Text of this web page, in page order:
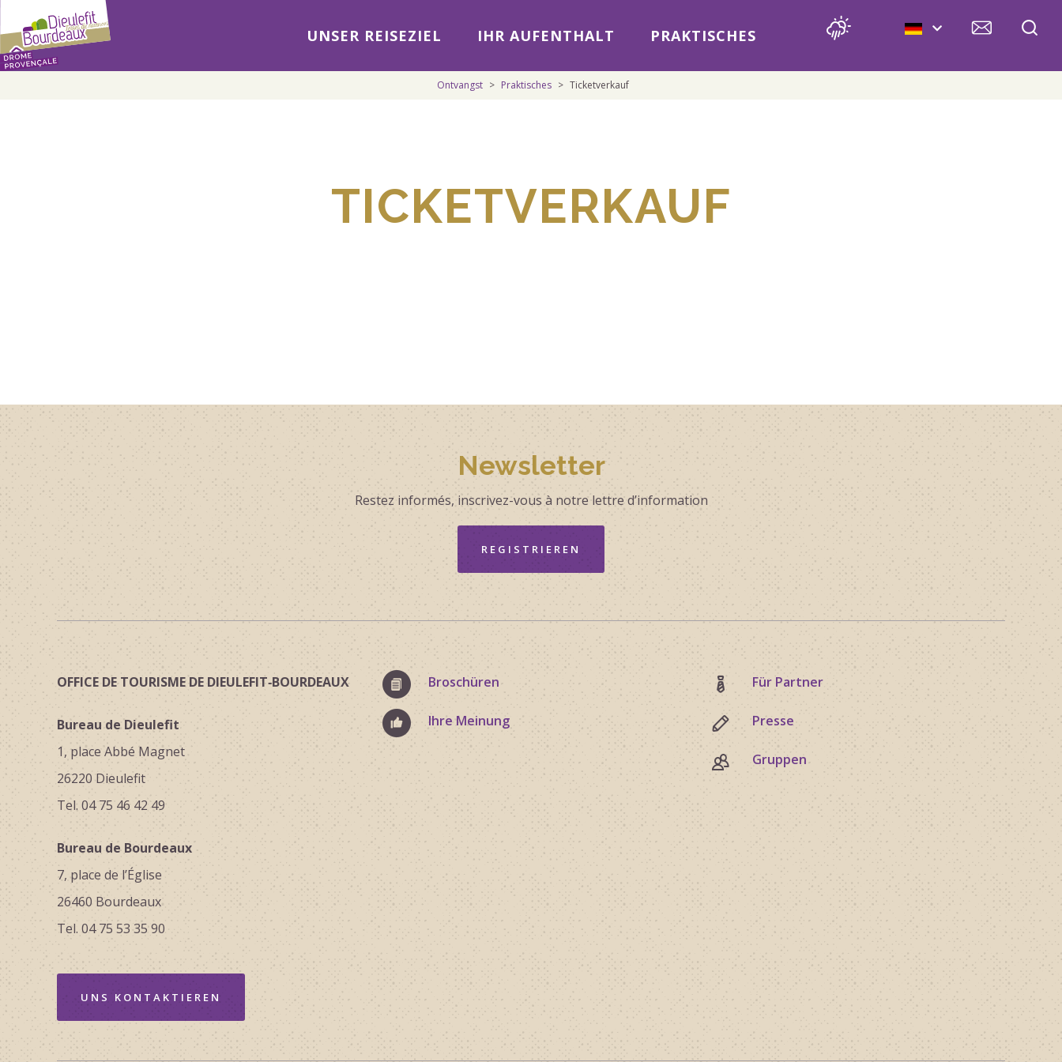
UNSER REISEZIEL IHR AUFENTHALT PRAKTISCHES
Ontvangst > Praktisches > Ticketverkauf
TICKETVERKAUF
Newsletter
Restez informés, inscrivez-vous à notre lettre d’information
REGISTRIEREN
OFFICE DE TOURISME DE DIEULEFIT‑BOURDEAUX
Bureau de Dieulefit
1, place Abbé Magnet
26220 Dieulefit
Tel. 04 75 46 42 49
Bureau de Bourdeaux
7, place de l’Église
26460 Bourdeaux
Tel. 04 75 53 35 90
UNS KONTAKTIEREN
Broschüren
Ihre Meinung
Für Partner
Presse
Gruppen